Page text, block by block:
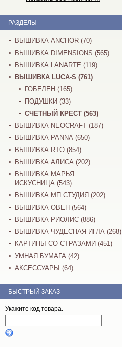
РАЗДЕЛЫ
ВЫШИВКА ANCHOR (70)
ВЫШИВКА DIMENSIONS (565)
ВЫШИВКА LANARTE (119)
ВЫШИВКА LUCA-S (761)
ГОБЕЛЕН (165)
ПОДУШКИ (33)
СЧЕТНЫЙ КРЕСТ (563)
ВЫШИВКА NEOCRAFT (187)
ВЫШИВКА PANNA (650)
ВЫШИВКА RTO (854)
ВЫШИВКА АЛИСА (202)
ВЫШИВКА МАРЬЯ
ИСКУСНИЦА (543)
ВЫШИВКА МП СТУДИЯ (202)
ВЫШИВКА ОВЕН (564)
ВЫШИВКА РИОЛИС (886)
ВЫШИВКА ЧУДЕСНАЯ ИГЛА (268)
КАРТИНЫ СО СТРАЗАМИ (451)
УМНАЯ БУМАГА (42)
АКСЕССУАРЫ (64)
БЫСТРЫЙ ЗАКАЗ
Укажите код товара.